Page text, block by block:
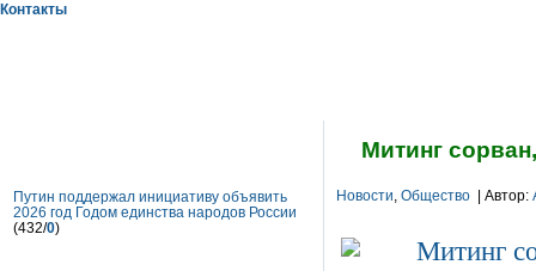
Контакты
Митинг
Новости, Общество | Автор:
Путин поддержал инициативу объявить
2026 год Годом единства народов России
(432/0)